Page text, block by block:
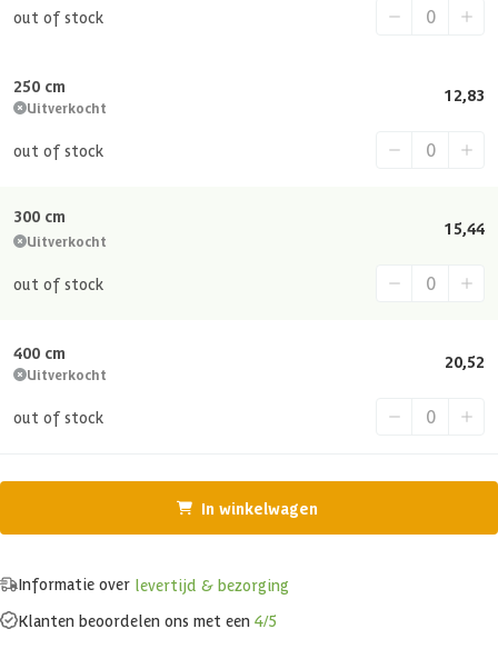
out of stock
250 cm
Uitverkocht
out of stock
12,83
300 cm
Uitverkocht
out of stock
15,44
400 cm
Uitverkocht
out of stock
20,52
In winkelwagen
Informatie over levertijd & bezorging
Klanten beoordelen ons met een 4/5